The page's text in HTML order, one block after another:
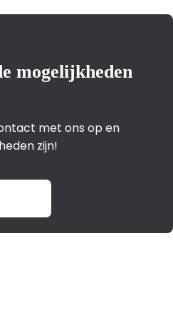
mogelijkheden
met ons op en
zijn!